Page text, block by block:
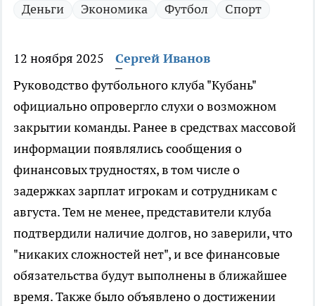
Деньги Экономика Футбол Спорт
12 ноября 2025
Сергей Иванов
Руководство футбольного клуба "Кубань"
официально опровергло слухи о возможном
закрытии команды. Ранее в средствах массовой
информации появлялись сообщения о
финансовых трудностях, в том числе о
задержках зарплат игрокам и сотрудникам с
августа. Тем не менее, представители клуба
подтвердили наличие долгов, но заверили, что
"никаких сложностей нет", и все финансовые
обязательства будут выполнены в ближайшее
время. Также было объявлено о достижении